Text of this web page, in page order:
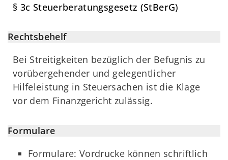
§ 3c Steuerberatungsgesetz (StBerG)
Rechtsbehelf
Bei Streitigkeiten bezüglich der Befugnis zu
vorübergehender und gelegentlicher
Hilfeleistung in Steuersachen ist die Klage
vor dem Finanzgericht zulässig.
Formulare
Formulare: Vordrucke können schriftlich